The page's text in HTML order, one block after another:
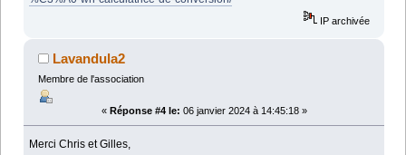
IP archivée
Lavandula2
Membre de l'association
« Réponse #4 le: 06 janvier 2024 à 14:45:18 »
Merci Chris et Gilles,